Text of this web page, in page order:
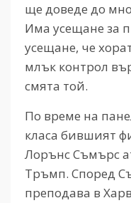
ще доведе до
Има усещане за
усещане, че
млък контрол
смята той.
По време на
класа бившият
Лорънс Съмърс
Тръмп. Според
преподава в